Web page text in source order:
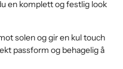
en komplett og festlig look
solen og gir en kul touch
passform og behagelig å